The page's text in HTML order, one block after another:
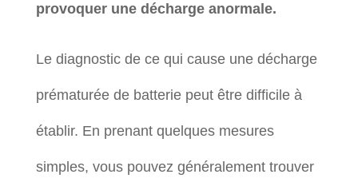
provoquer une décharge anormale.
Le diagnostic de ce qui cause une décharge
prématurée de batterie peut être difficile à
établir. En prenant quelques mesures
simples, vous pouvez généralement trouver